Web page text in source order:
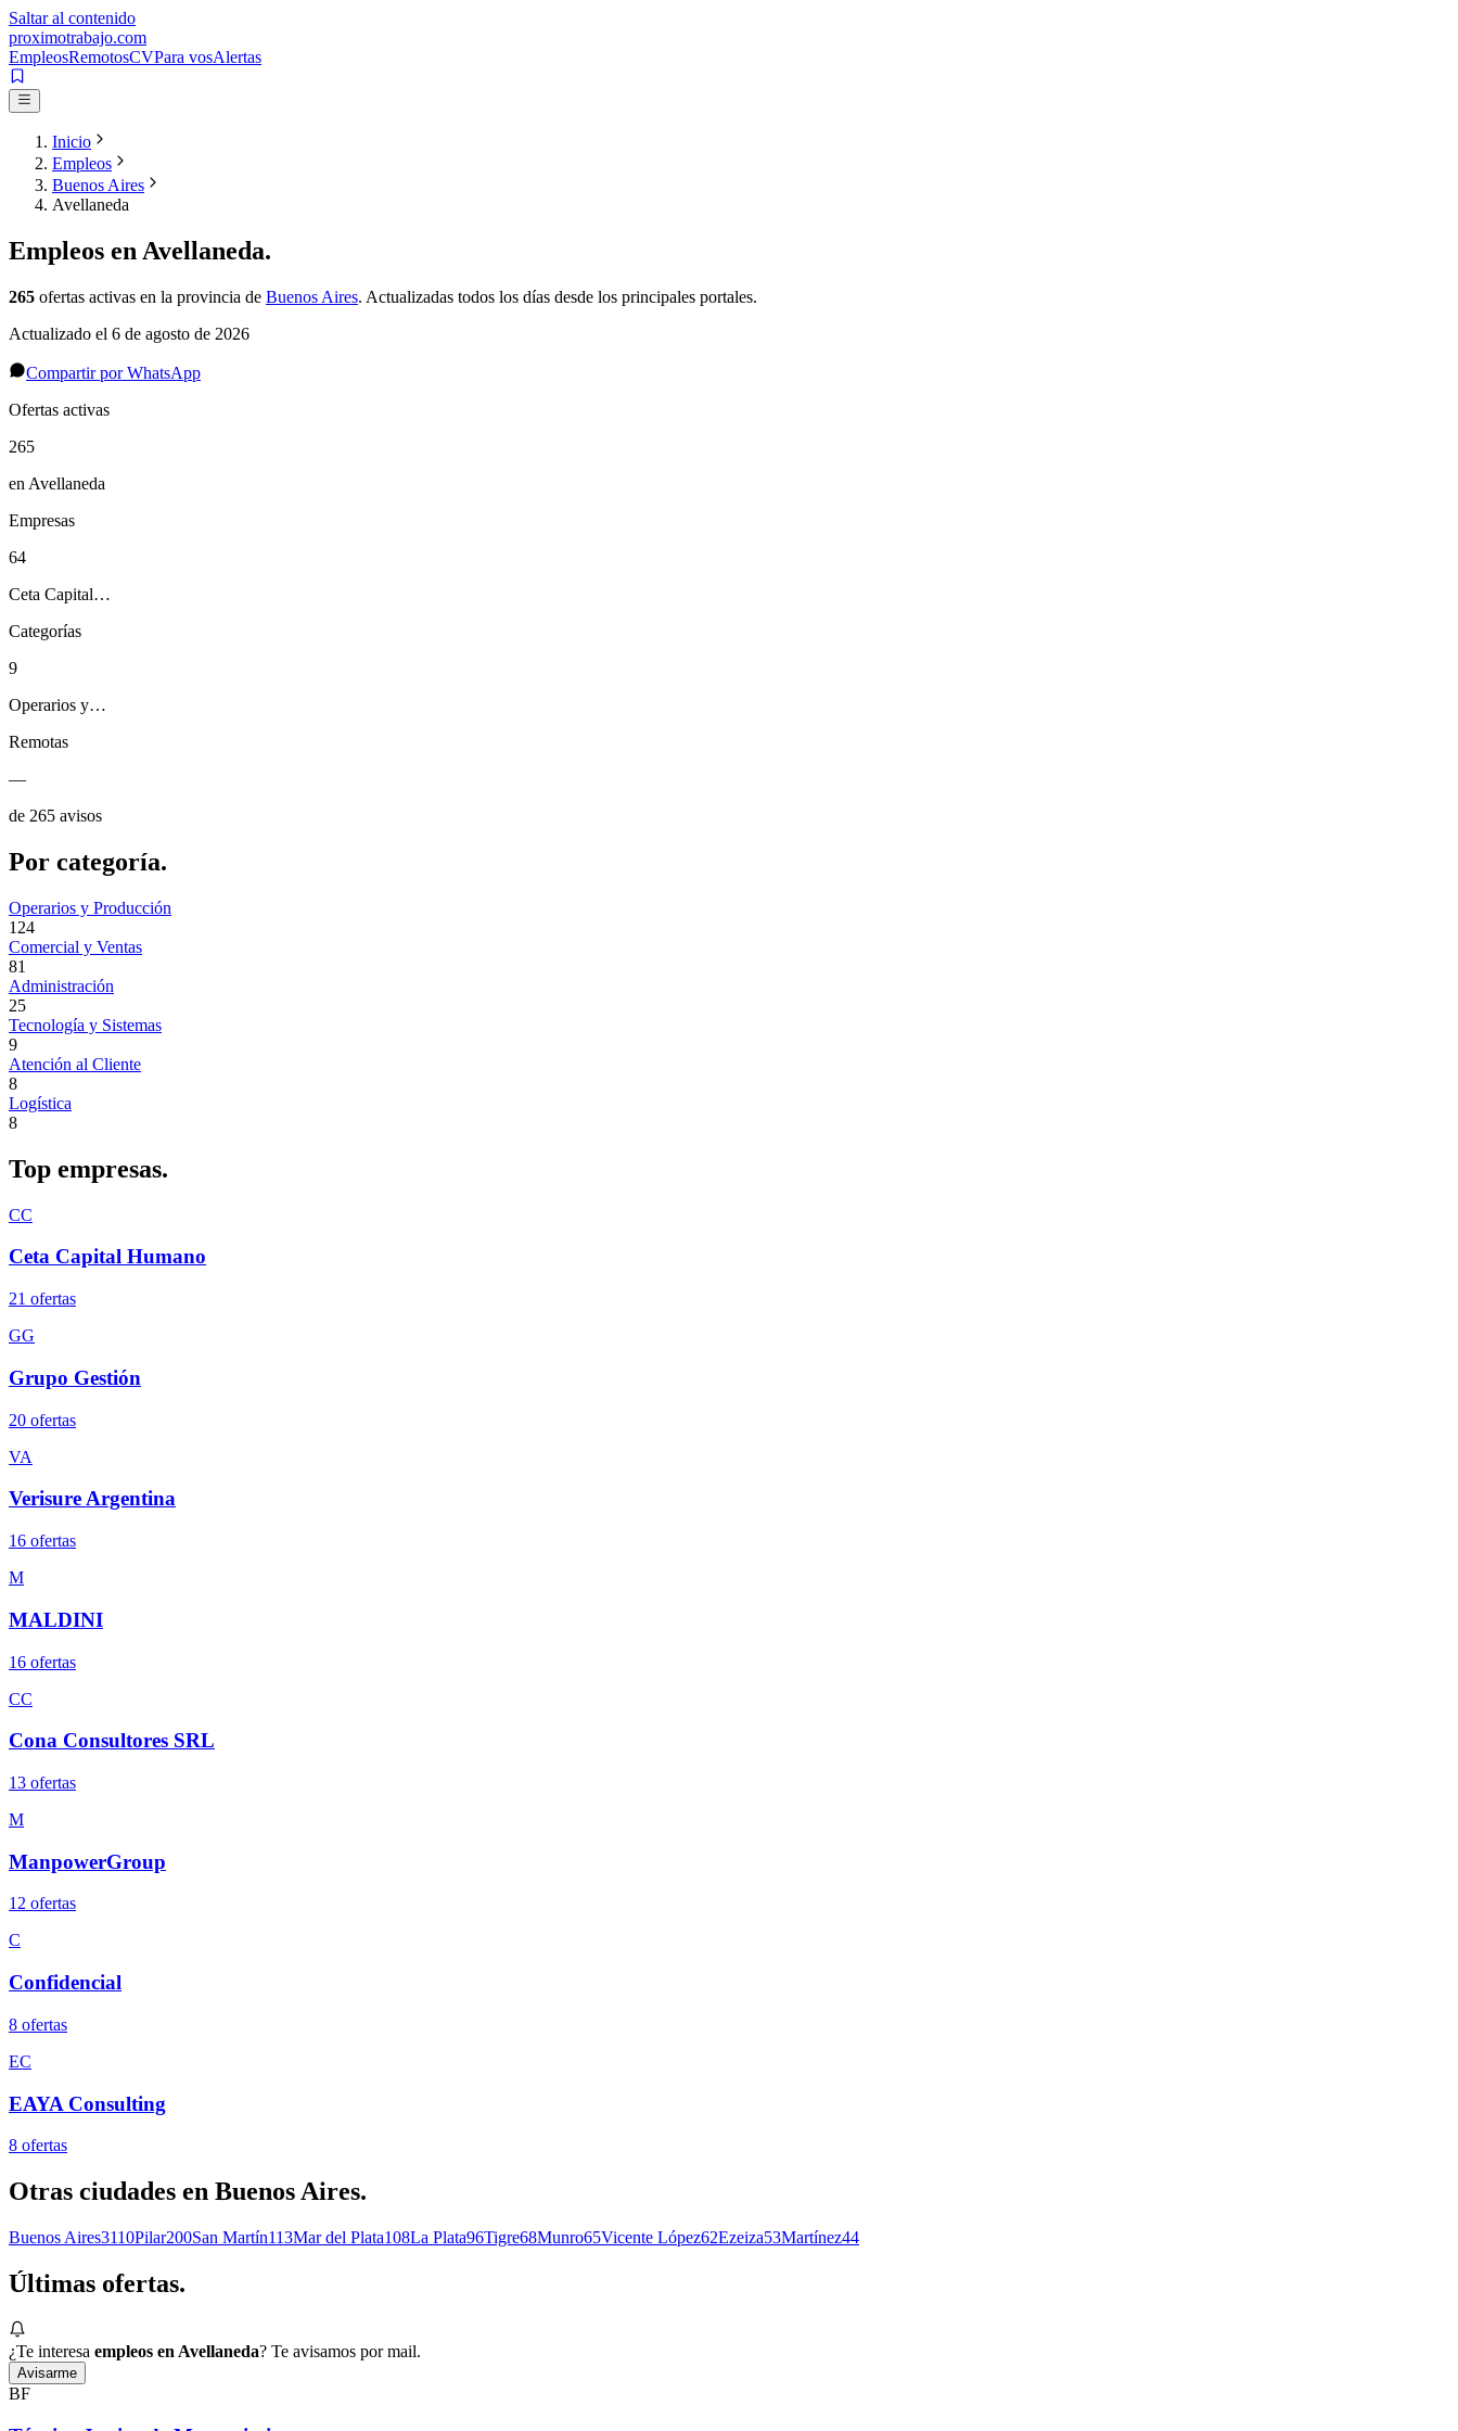
Saltar al contenido
proximotrabajo.com
EmpleosRemotosCVPara vosAlertas
Inicio
Empleos
Buenos Aires
Avellaneda
Empleos enAvellaneda.
265 ofertas activas en la provincia de Buenos Aires. Actualizadas todos los días desde los principales portales.
Actualizado el 6 de agosto de 2026
Compartir por WhatsApp
Ofertas activas
265
en Avellaneda
Empresas
64
Ceta Capital…
Categorías
9
Operarios y…
Remotas
—
de 265 avisos
Por categoría.
Operarios y Producción
124
Comercial y Ventas
81
Administración
25
Tecnología y Sistemas
9
Atención al Cliente
8
Logística
8
Top empresas.
CC
Ceta Capital Humano
21 ofertas
GG
Grupo Gestión
20 ofertas
VA
Verisure Argentina
16 ofertas
M
MALDINI
16 ofertas
CC
Cona Consultores SRL
13 ofertas
M
ManpowerGroup
12 ofertas
C
Confidencial
8 ofertas
EC
EAYA Consulting
8 ofertas
Otras ciudades en Buenos Aires.
Buenos Aires3110Pilar200San Martín113Mar del Plata108La Plata96Tigre68Munro65Vicente López62Ezeiza53Martínez44
Últimas ofertas.
¿Te interesa empleos en Avellaneda? Te avisamos por mail.
Avisarme
BF